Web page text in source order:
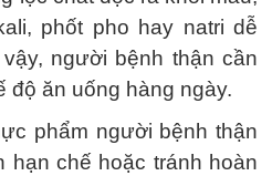
phốt pho hay natri dễ
người bệnh thận cần
độ ăn uống hàng ngày.
phẩm người bệnh thận
hạn chế hoặc tránh hoàn